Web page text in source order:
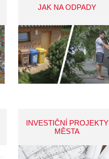
JAK NA ODPADY
INVESTIČNÍ PROJEKTY
MĚSTA